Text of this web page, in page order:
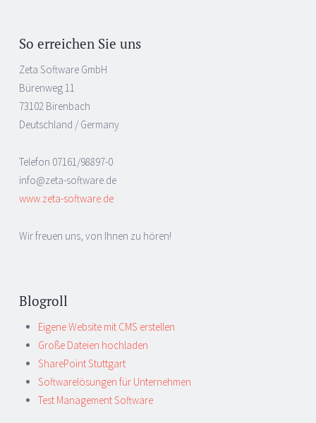
So erreichen Sie uns
Zeta Software GmbH
Bürenweg 11
73102 Birenbach
Deutschland / Germany
Telefon 07161/98897-0
info@zeta-software.de
www.zeta-software.de
Wir freuen uns, von Ihnen zu hören!
Blogroll
Eigene Website mit CMS erstellen
Große Dateien hochladen
SharePoint Stuttgart
Softwarelösungen für Unternehmen
Test Management Software